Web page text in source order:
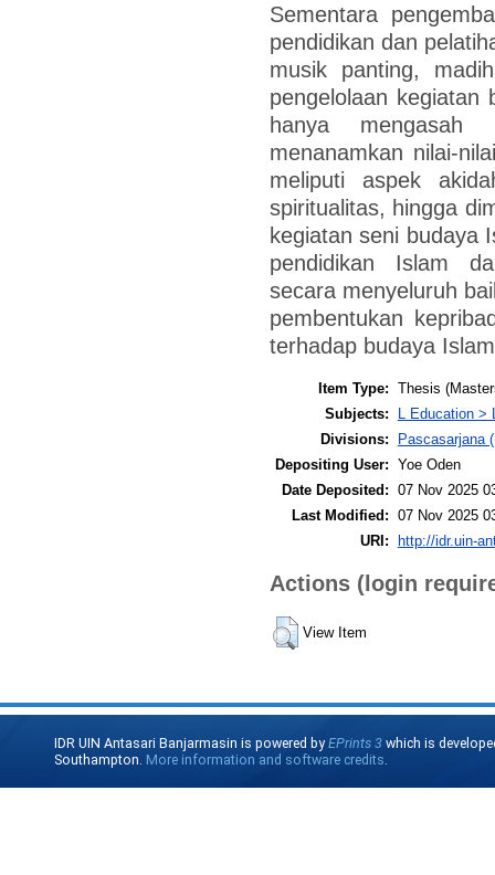
Sementara
pendidikan dan
musik panting,
pengelolaan kegiatan
hanya mengasah
menanamkan nilai-
meliputi aspek
spiritualitas, hingga
kegiatan seni budaya
pendidikan Islam
secara menyeluruh
pembentukan
terhadap budaya Islam
Item Type: Thesis
Subjects:
L Education >
Divisions:
Pascasarjana
Depositing User: Yoe Oden
Date Deposited: 07 Nov 2025
Last Modified: 07 Nov 2025
URI: http://idr.uin-
Actions (login
View Item
IDR UIN Antasari Banjarmasin is powered byEPrints 3 which is
Southampton. More information and software credits.